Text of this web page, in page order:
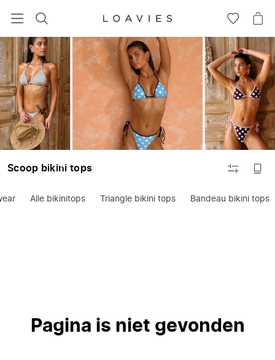
ZOEKEN
GA
NAAR
JE
JE
Swimwear
Scoop bikini tops
FILTEREN
Alle bikinitops Triangle bikini tops Bandeau bikini tops
Pagina is niet gevonden